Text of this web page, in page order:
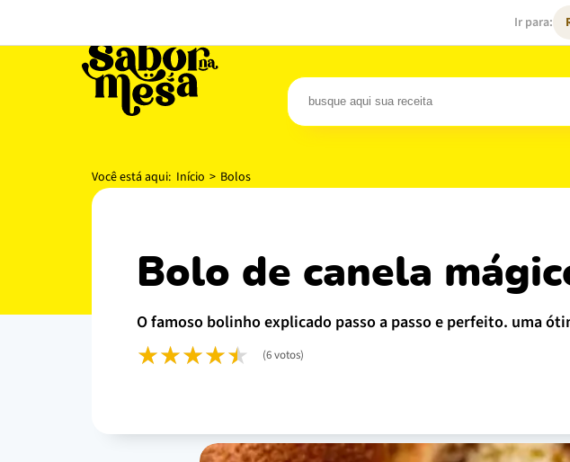
Você está aqui: Início > Bolos
bolo de canela
o famoso bolinho explicado passo a passo e perfeito. uma
(6 votos)
Ir para: